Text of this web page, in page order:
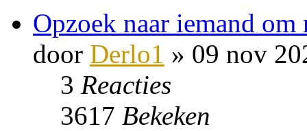
Opzoek naar iemand
door Derlo1 » 09 nov
3 Reacties
3617 Bekeken